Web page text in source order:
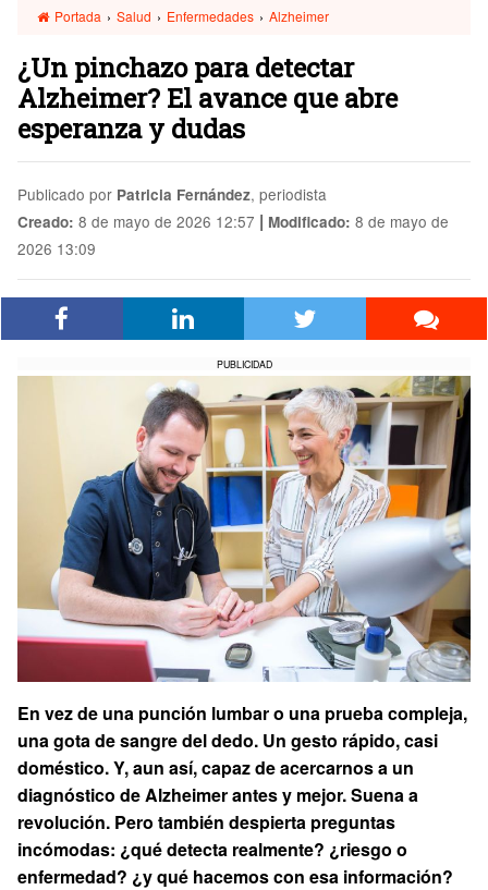
Portada › Salud › Enfermedades › Alzheimer
¿Un pinchazo para detectar
Alzheimer? El avance que abre
esperanza y dudas
Publicado por Patricia Fernández, periodista
Creado: 8 de mayo de 2026 12:57 | Modificado: 8 de mayo de
2026 13:09
PUBLICIDAD
En vez de una punción lumbar o una prueba compleja,
una gota de sangre del dedo. Un gesto rápido, casi
doméstico. Y, aun así, capaz de acercarnos a un
diagnóstico de Alzheimer antes y mejor. Suena a
revolución. Pero también despierta preguntas
incómodas: ¿qué detecta realmente? ¿riesgo o
enfermedad? ¿y qué hacemos con esa información?